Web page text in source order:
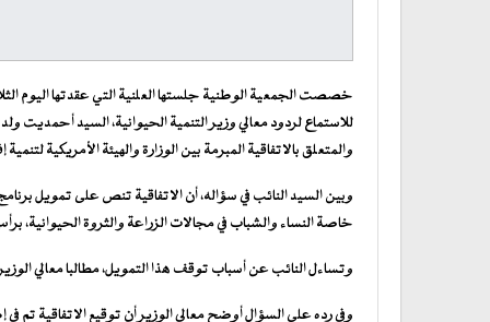
خصصت الجمعية الوطنية جلستها العلنية التي عقدتها اليوم
للاستماع لردود معالي وزير التنمية الحيوانية، السيد
والمتعلق بالاتفاقية المبرمة بين الوزارة والهيئة الأمريكية لتنمية
وبين السيد النائب في سؤاله، أن الاتفاقية تنص على تمويل
خاصة النساء والشباب في مجالات الزراعة والثروة الحيوانية، برأس مال قدره
وتساءل النائب عن أسباب توقف هذا التمويل، مطالبا معالي
وفي رده على السؤال أوضح معالي الوزير أن توقيع الاتفاقية